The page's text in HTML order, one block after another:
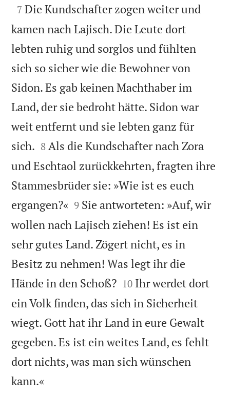

7 Die Kundschafter zogen weiter und
kamen nach Lajisch. Die Leute dort
lebten ruhig und sorglos und fühlten
sich so sicher wie die Bewohner von
Sidon. Es gab keinen Machthaber im
Land, der sie bedroht hätte. Sidon war
weit entfernt und sie lebten ganz für
sich. 

8 Als die Kundschafter nach Zora
und Eschtaol zurückkehrten, fragten ihre
Stammesbrüder sie: »Wie ist es euch
ergangen?« 

9 Sie antworteten: »Auf, wir
wollen nach Lajisch ziehen! Es ist ein
sehr gutes Land. Zögert nicht, es in
Besitz zu nehmen! Was legt ihr die
Hände in den Schoß?
10 Ihr werdet dort
ein Volk finden, das sich in Sicherheit
wiegt. Gott hat ihr Land in eure Gewalt
gegeben. Es ist ein weites Land, es fehlt
dort nichts, was man sich wünschen
kann.«